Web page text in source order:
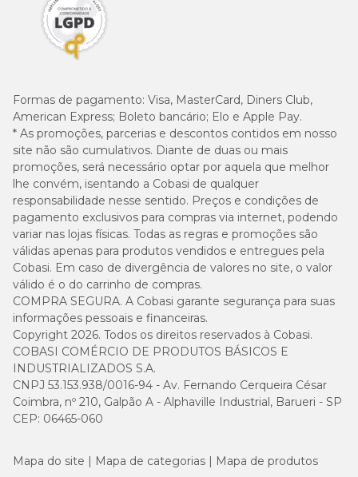
Formas de pagamento: Visa, MasterCard, Diners Club,
American Express; Boleto bancário; Elo e Apple Pay.
* As promoções, parcerias e descontos contidos em nosso
site não são cumulativos. Diante de duas ou mais
promoções, será necessário optar por aquela que melhor
lhe convém, isentando a Cobasi de qualquer
responsabilidade nesse sentido. Preços e condições de
pagamento exclusivos para compras via internet, podendo
variar nas lojas físicas. Todas as regras e promoções são
válidas apenas para produtos vendidos e entregues pela
Cobasi. Em caso de divergência de valores no site, o valor
válido é o do carrinho de compras.
COMPRA SEGURA. A Cobasi garante segurança para suas
informações pessoais e financeiras.
Copyright 2026. Todos os direitos reservados à Cobasi.
COBASI COMÉRCIO DE PRODUTOS BÁSICOS E
INDUSTRIALIZADOS S.A.
CNPJ 53.153.938/0016-94 - Av. Fernando Cerqueira César
Coimbra, nº 210, Galpão A - Alphaville Industrial, Barueri - SP
CEP: 06465-060
Mapa do site Mapa de categorias Mapa de produtos